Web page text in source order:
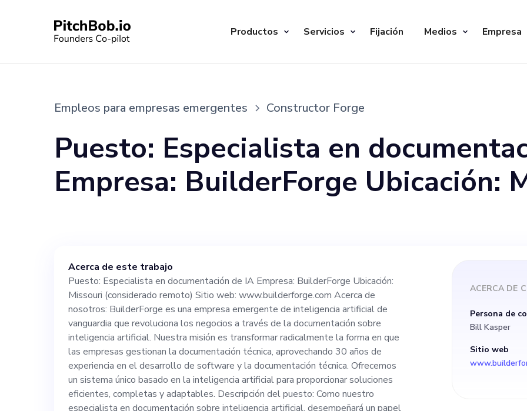
Productos Servicios Fijación Medios Empresa
Empleos para empresas emergentes Constructor Forge
Puesto: Especialista en
Empresa: BuilderForge Ubicación: Missouri
BuilderForge es una empresa
inteligencia artificial de vanguardia
revoluciona los negocios a través de
documentación sobre inteligencia
Acerca de este trabajo
Puesto: Especialista en documentación de IA Empresa: BuilderForge Ubicación:
Missouri (considerado remoto) Sitio web: www.builderforge.com Acerca de
nosotros: BuilderForge es una empresa emergente de inteligencia artificial de
vanguardia que revoluciona los negocios a través de la documentación sobre
inteligencia artificial. Nuestra misión es transformar radicalmente la forma en que
las empresas gestionan la documentación técnica, aprovechando 30 años de
experiencia en el desarrollo de software y la documentación técnica. Ofrecemos
un sistema único basado en la inteligencia artificial para proporcionar soluciones
eficientes, completas y adaptables. Descripción del puesto: Como nuestro
especialista en documentación sobre inteligencia artificial, desempeñará un papel
ACERCA DE
Persona de
Bill Kasper
Sitio web